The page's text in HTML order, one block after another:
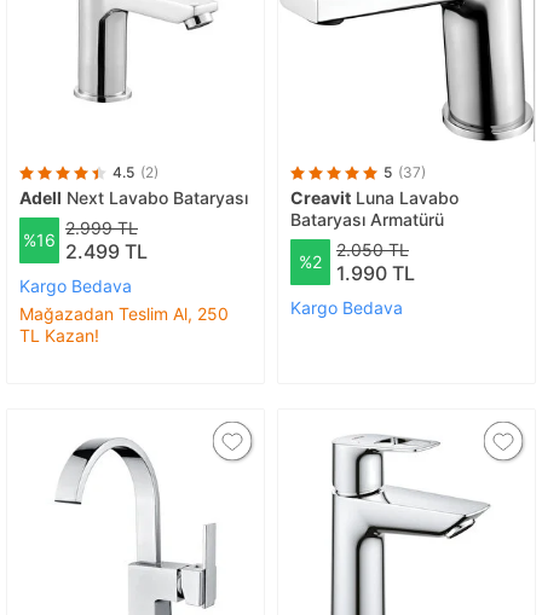
4.5 (2)
Adell Next Lavabo Bataryası
%16
2.999 TL
2.499 TL
Kargo Bedava
Mağazadan Teslim Al, 250
TL Kazan!
5 (37)
Creavit Luna Lavabo
Bataryası Armatürü
%2
2.050 TL
1.990 TL
Kargo Bedava